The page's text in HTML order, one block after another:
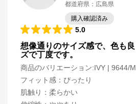
都道府県 ： 広島県
購入確認済み
5.0
想像通りのサイズ感で、色も
ズで丁度です。
商品のバリエーション:IVY | 9644/M
フィット感 ： ぴったり
肌触り ： 柔らかい